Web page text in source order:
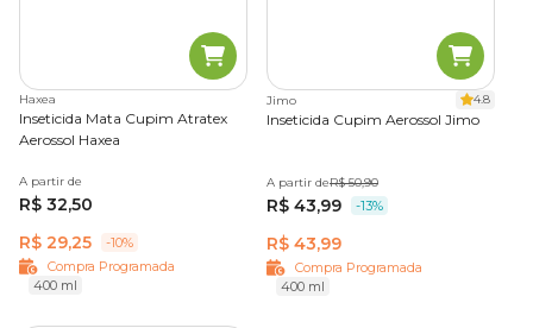
Haxea
Inseticida Mata Cupim Atratex
Aerossol Haxea
A partir de
R$ 32,50
R$ 29,25
-10%
Compra Programada
400 ml
Jimo 4.8
Inseticida Cupim Aerossol Jimo
A partir deR$ 50,90
R$ 43,99 -13%
R$ 43,99
Compra Programada
400 ml